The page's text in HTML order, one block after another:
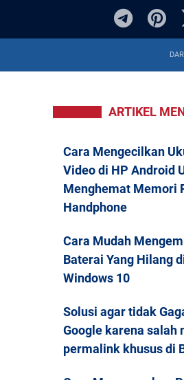
ARTIKEL
Cara Mengecilkan
Video di HP Android
Menghemat Memori
Handphone
Cara Mudah
Baterai Yang Hilang
Windows 10
Solusi agar tidak
Google karena salah
permalink khusus di